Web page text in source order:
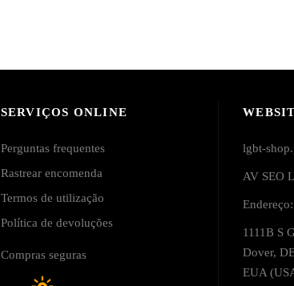
SERVIÇOS ONLINE
Perguntas frequentes
Rastrear encomenda
Termos de utilização
Política de devoluções
Compras seguras
lgbt-
AV SEO
Endereço:
1111B S
Dover,
EUA